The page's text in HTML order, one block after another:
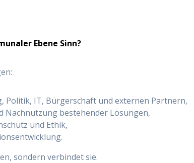
Ebene Sinn?
Politik, IT, Bürgerschaft und externen Partnern,
bestehender Lösungen,
und Ethik,
sondern verbindet sie.